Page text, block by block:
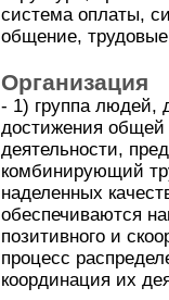
система оплаты,
общение,
Организация
- 1) группа людей,
достижения общей
деятельности,
комбинирующий
наделенных
обеспечиваются
позитивного и
процесс
координация их